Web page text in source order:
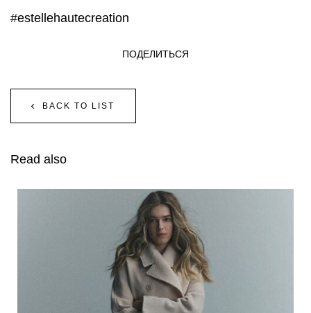
#estellehautecreation
BACK TO LIST
ПОДЕЛИТЬСЯ
Read also